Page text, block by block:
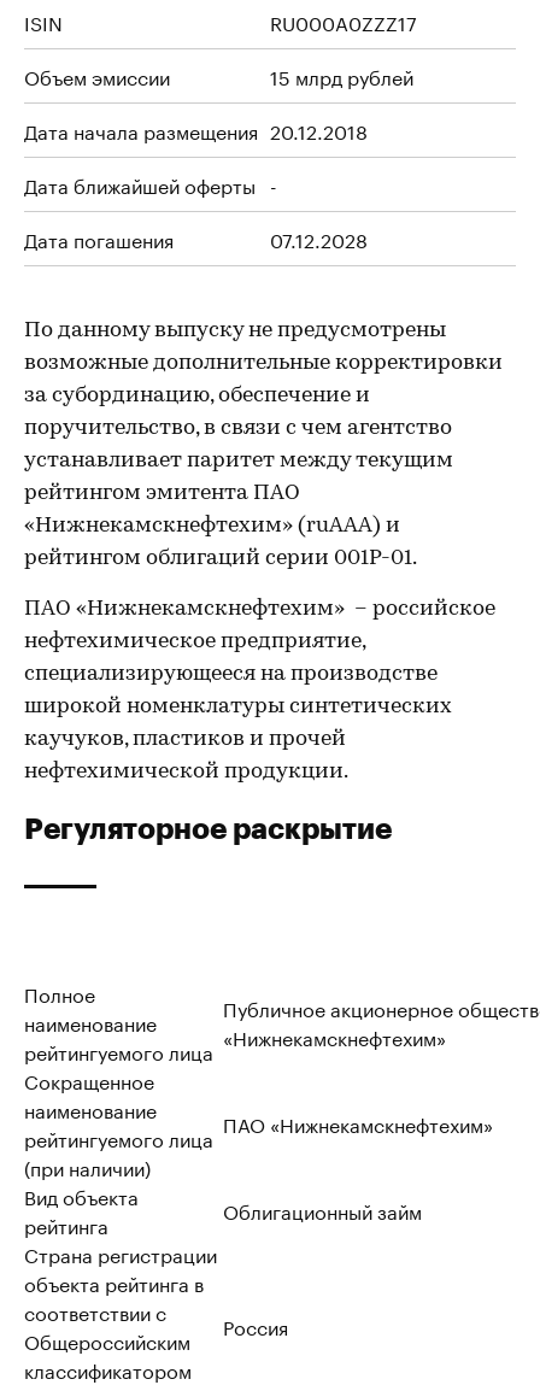
ISIN
RU000A0ZZZ17
Объем эмиссии
15 млрд рублей
Дата начала размещения 20.12.2018
Дата ближайшей оферты -
Дата погашения
07.12.2028
По данному выпуску не предусмотрены
возможные дополнительные корректировки
за субординацию, обеспечение и
поручительство, в связи с чем агентство
устанавливает паритет между текущим
рейтингом эмитента ПАО
«Нижнекамскнефтехим» (ruAAA) и
рейтингом облигаций серии 001P-01.
ПАО «Нижнекамскнефтехим» – российское
нефтехимическое предприятие,
специализирующееся на производстве
широкой номенклатуры синтетических
каучуков, пластиков и прочей
нефтехимической продукции.
Регуляторное раскрытие
Полное
наименование
рейтингуемого лица
Публичное акционерное
«Нижнекамскнефтехим»
Сокращенное
наименование
рейтингуемого лица
(при наличии)
ПАО «Нижнекамскнефтехим»
Вид объекта
рейтинга
Облигационный займ
Страна регистрации
объекта рейтинга в
соответствии с
Общероссийским
классификатором
Россия